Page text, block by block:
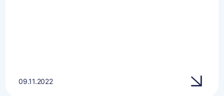
09.11.2022